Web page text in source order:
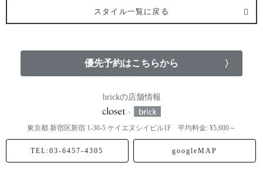
スタイル一覧に戻る
優先予約はこちらから
brickの店舗情報
東京都 新宿区新宿 1-30-5 ケイエヌシイビル1F 平均料金: ¥5,600～
TEL:03-6457-4305 googleMAP